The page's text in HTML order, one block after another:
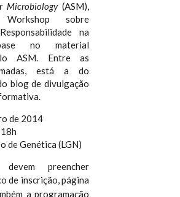
Microbiology(ASM),
sobre
na
no material
ASM. Entre as
está a do
blog de divulgação
de 2014
de Genética (LGN)
preencher
de inscrição, página
a programação